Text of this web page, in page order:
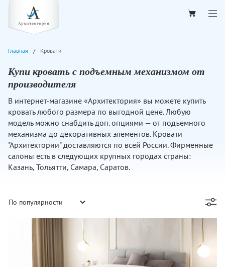
Главная Кровати
Купи кровать с подъемным механизмом от
производителя
В интернет-магазине «Архитектория» вы можете купить
кровать любого размера по выгодной цене. Любую
модель можно снабдить доп. опциями — от подъемного
механизма до декоративных элементов. Кровати
"Архитектории" доставляются по всей России. Фирменные
салоны есть в следующих крупных городах страны:
Казань, Тольятти, Самара, Саратов.